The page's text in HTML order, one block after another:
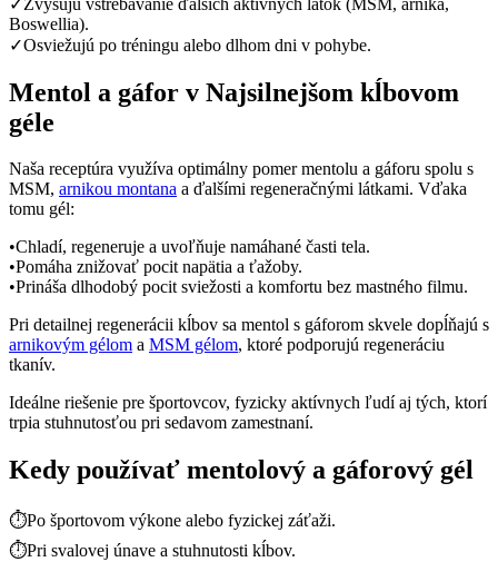
Boswellia).
✓Osviežujú po tréningu alebo dlhom dni v pohybe.
Mentol a gáfor v Najsilnejšom kĺbovom
géle
Naša receptúra využíva optimálny pomer mentolu a gáforu spolu s
MSM, arnikou montana a ďalšími regeneračnými látkami. Vďaka
tomu gél:
•Chladí, regeneruje a uvoľňuje namáhané časti tela.
•Pomáha znižovať pocit napätia a ťažoby.
•Prináša dlhodobý pocit sviežosti a komfortu bez mastného filmu.
Pri detailnej regenerácii kĺbov sa mentol s gáforom skvele dopĺňajú s
arnikovým gélom a MSM gélom, ktoré podporujú regeneráciu
tkanív.
Ideálne riešenie pre športovcov, fyzicky aktívnych ľudí aj tých, ktorí
trpia stuhnutosťou pri sedavom zamestnaní.
Kedy používať mentolový a gáforový gél
⏱Po športovom výkone alebo fyzickej záťaži.
⏱Pri svalovej únave a stuhnutosti kĺbov.